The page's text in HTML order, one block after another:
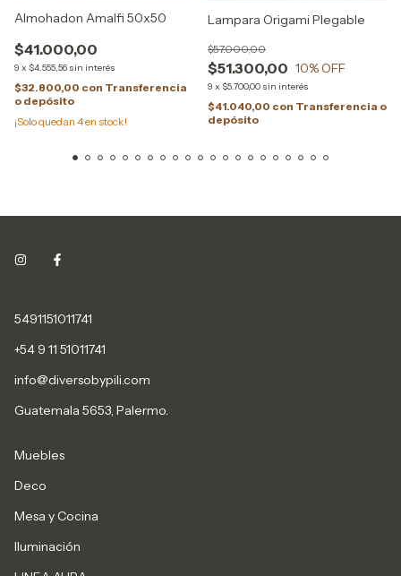
Almohadon Amalfi 50x50
$41.000,00
9 x $4.555,56 sin interés
$32.800,00 con Transferencia
o depósito
¡Solo quedan 4en stock!
Lampara Origami Plegable
$51.300,00
$57.000,00
10% OFF
9 x $5.700,00 sin interés
$41.040,00 con Transferencia o
depósito
5491151011741
+54 9 11 51011741
info@diversobypili.com
Guatemala 5653, Palermo.
Muebles
Deco
Mesa y Cocina
Iluminación